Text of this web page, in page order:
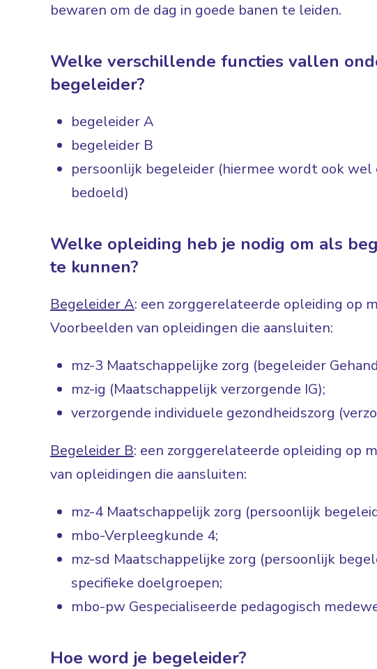
bewaren om de dag in goede banen te leiden.
Welke verschillende functies vallen
begeleider?
begeleider A
begeleider B
persoonlijk begeleider (hiermee wordt ook
bedoeld)
Welke opleiding heb je nodig om als
te kunnen?
Begeleider A: een zorggerelateerde opleiding op
Voorbeelden van opleidingen die aansluiten:
mz-3 Maatschappelijke zorg (begeleider
mz-ig (Maatschappelijk verzorgende IG);
verzorgende individuele gezondheidszorg
Begeleider B: een zorggerelateerde opleiding op
van opleidingen die aansluiten:
mz-4 Maatschappelijk zorg (persoonlijk
mbo-Verpleegkunde 4;
mz-sd Maatschappelijke zorg (persoonlijk
specifieke doelgroepen;
mbo-pw Gespecialiseerde pedagogisch
Hoe word je begeleider?